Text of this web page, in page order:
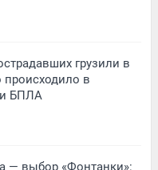
грузили в
происходило в
БПЛА
— выбор «Фонтанки»: